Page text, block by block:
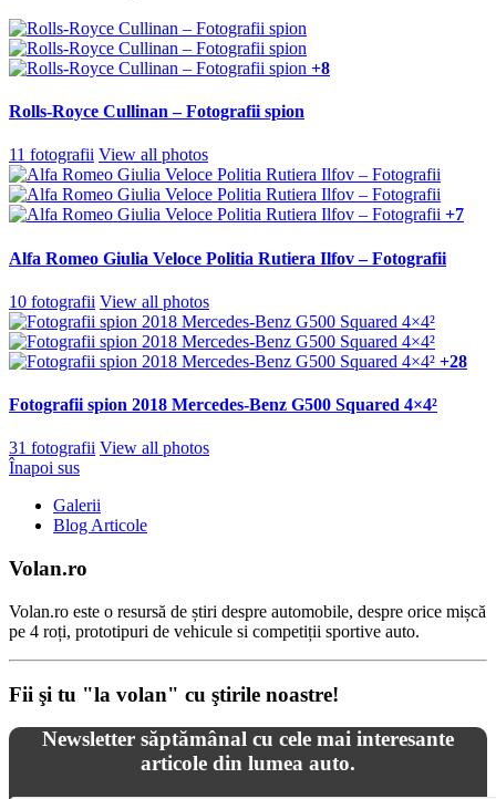
+8
Rolls-Royce Cullinan – Fotografii spion
11 fotografii View all photos
+7
Alfa Romeo Giulia Veloce Politia Rutiera Ilfov – Fotografii
10 fotografii View all photos
+28
Fotografii spion 2018 Mercedes-Benz G500 Squared 4×4²
31 fotografii View all photos
Înapoi sus
Galerii
Blog Articole
Volan.ro
Volan.ro este o resursă de știri despre automobile, despre orice mișcă
pe 4 roți, prototipuri de vehicule si competiții sportive auto.
Fii şi tu "la volan" cu ştirile noastre!
Newsletter săptămânal cu cele mai interesante
articole din lumea auto.